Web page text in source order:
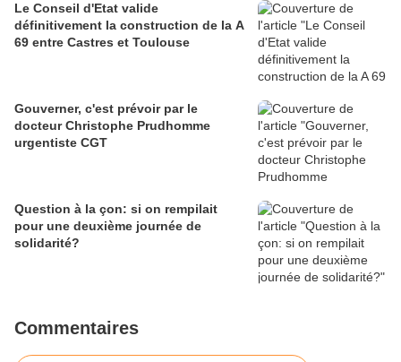
Le Conseil d'Etat valide
définitivement la construction de la A
69 entre Castres et Toulouse
Gouverner, c'est prévoir par le
docteur Christophe Prudhomme
urgentiste CGT
Question à la çon: si on rempilait
pour une deuxième journée de
solidarité?
Commentaires